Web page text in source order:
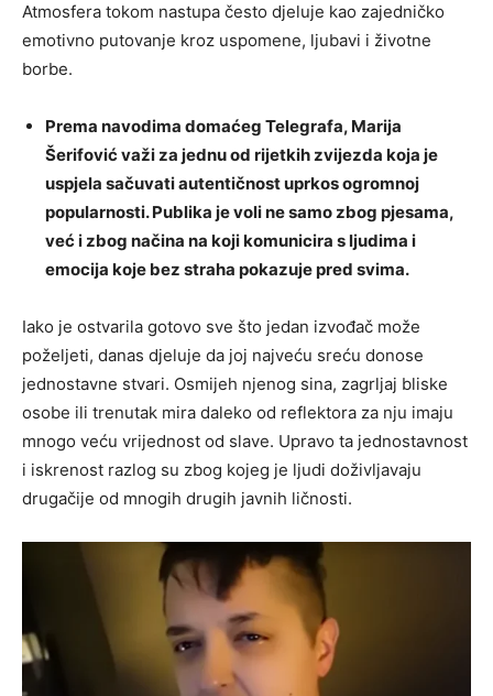
Atmosfera tokom nastupa često djeluje kao zajedničko
emotivno putovanje kroz uspomene, ljubavi i životne
borbe.
Prema navodima domaćeg Telegrafa, Marija
Šerifović važi za jednu od rijetkih zvijezda koja je
uspjela sačuvati autentičnost uprkos ogromnoj
popularnosti. Publika je voli ne samo zbog pjesama,
već i zbog načina na koji komunicira s ljudima i
emocija koje bez straha pokazuje pred svima.
Iako je ostvarila gotovo sve što jedan izvođač može
poželjeti, danas djeluje da joj najveću sreću donose
jednostavne stvari. Osmijeh njenog sina, zagrljaj bliske
osobe ili trenutak mira daleko od reflektora za nju imaju
mnogo veću vrijednost od slave. Upravo ta jednostavnost
i iskrenost razlog su zbog kojeg je ljudi doživljavaju
drugačije od mnogih drugih javnih ličnosti.